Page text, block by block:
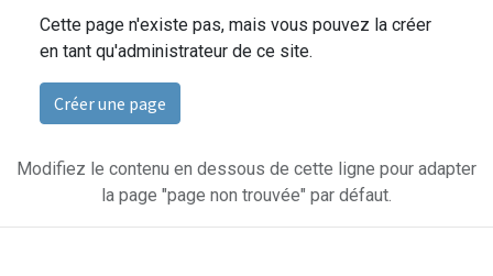
Cette page n'existe pas, mais vous pouvez la créer
en tant qu'administrateur de ce site.
Créer une page
Modifiez le contenu en dessous de cette ligne pour adapter
la page "page non trouvée" par défaut.